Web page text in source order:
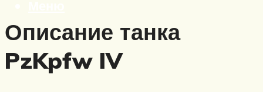
Описание танка
PzKpfw IV